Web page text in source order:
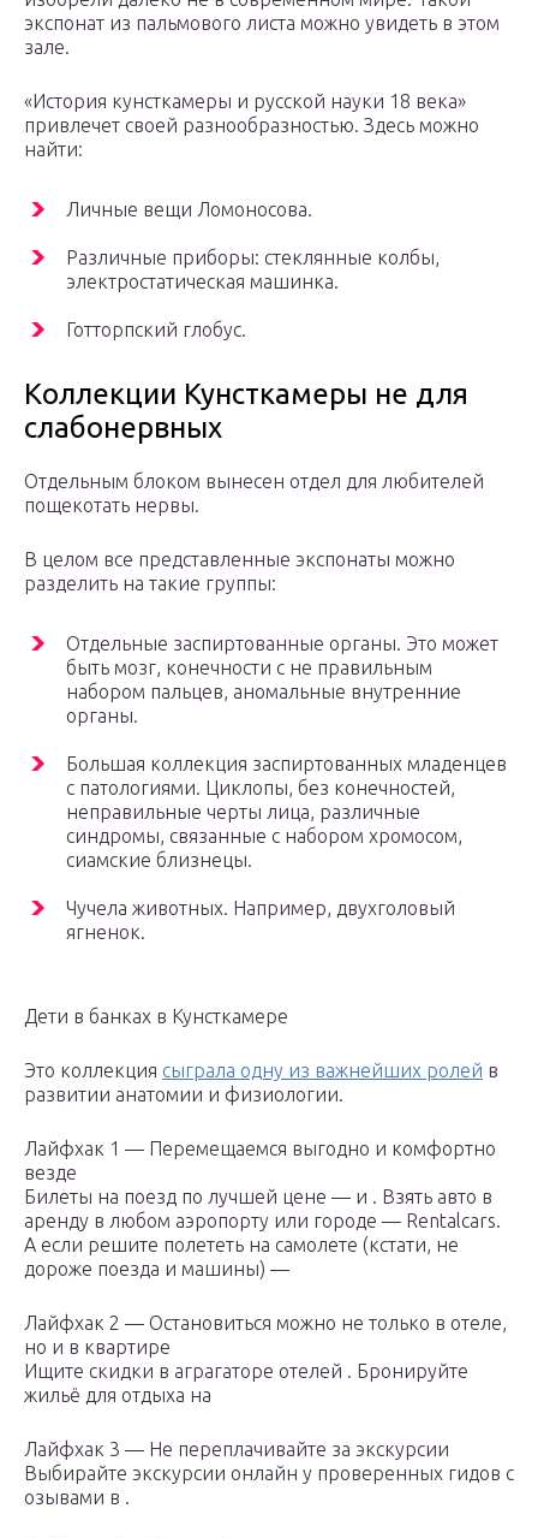
экспонат из пальмового листа можно увидеть в этом
зале.
«История кунсткамеры и русской науки 18 века»
привлечет своей разнообразностью. Здесь можно
найти:
Личные вещи Ломоносова.
Различные приборы: стеклянные колбы,
электростатическая машинка.
Готторпский глобус.
Коллекции Кунсткамеры не для
слабонервных
Отдельным блоком вынесен отдел для любителей
пощекотать нервы.
В целом все представленные экспонаты можно
разделить на такие группы:
Отдельные заспиртованные органы. Это может
быть мозг, конечности с не правильным
набором пальцев, аномальные внутренние
органы.
Большая коллекция заспиртованных младенцев
с патологиями. Циклопы, без конечностей,
неправильные черты лица, различные
синдромы, связанные с набором хромосом,
сиамские близнецы.
Чучела животных. Например, двухголовый
ягненок.
Дети в банках в Кунсткамере
Это коллекция сыграла одну из важнейших ролей в
развитии анатомии и физиологии.
Лайфхак 1 — Перемещаемся выгодно и комфортно
везде
Билеты на поезд по лучшей цене — и . Взять авто в
аренду в любом аэропорту или городе — Rentalcars.
А если решите полететь на самолете (кстати, не
дороже поезда и машины) —
Лайфхак 2 — Остановиться можно не только в отеле,
но и в квартире
Ищите скидки в аграгаторе отелей . Бронируйте
жильё для отдыха на
Лайфхак 3 — Не переплачивайте за экскурсии
Выбирайте экскурсии онлайн у проверенных гидов с
озывами в .